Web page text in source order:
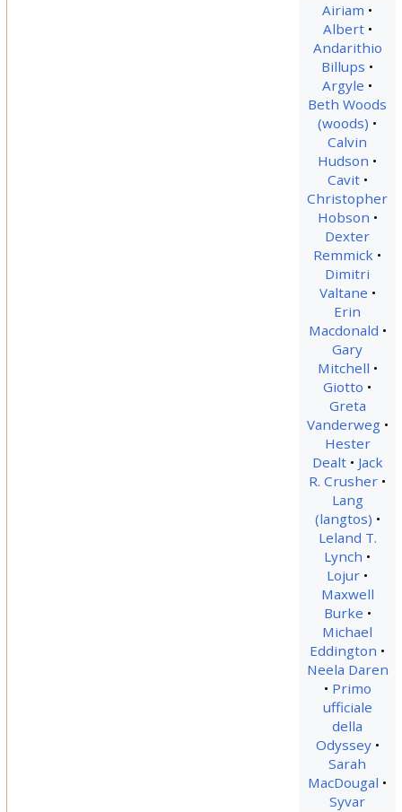
Airiam
Albert
Andarithio
Billups
Argyle
Beth Woods
(woods)
Calvin
Hudson
Cavit
Christopher
Hobson
Dexter
Remmick
Dimitri
Valtane
Erin
Macdonald
Gary
Mitchell
Giotto
Greta
Vanderweg
Hester
Dealt
Jack
R. Crusher
Lang
(langtos)
Leland T.
Lynch
Lojur
Maxwell
Burke
Michael
Eddington
Neela Daren
Primo
ufficiale
della
Odyssey
Sarah
MacDougal
Syvar